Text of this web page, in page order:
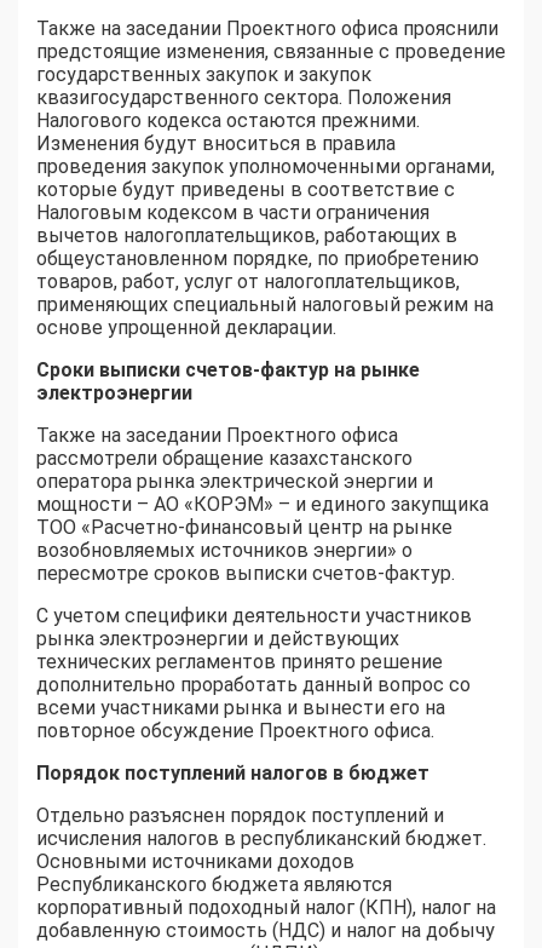
Также на заседании Проектного офиса прояснили
предстоящие изменения, связанные с проведение
государственных закупок и закупок
квазигосударственного сектора. Положения
Налогового кодекса остаются прежними.
Изменения будут вноситься в правила
проведения закупок уполномоченными органами,
которые будут приведены в соответствие с
Налоговым кодексом в части ограничения
вычетов налогоплательщиков, работающих в
общеустановленном порядке, по приобретению
товаров, работ, услуг от налогоплательщиков,
применяющих специальный налоговый режим на
основе упрощенной декларации.
Сроки выписки счетов-фактур на рынке
электроэнергии
Также на заседании Проектного офиса
рассмотрели обращение казахстанского
оператора рынка электрической энергии и
мощности – АО «КОРЭМ» – и единого закупщика
ТОО «Расчетно-финансовый центр на рынке
возобновляемых источников энергии» о
пересмотре сроков выписки счетов-фактур.
С учетом специфики деятельности участников
рынка электроэнергии и действующих
технических регламентов принято решение
дополнительно проработать данный вопрос со
всеми участниками рынка и вынести его на
повторное обсуждение Проектного офиса.
Порядок поступлений налогов в бюджет
Отдельно разъяснен порядок поступлений и
исчисления налогов в республиканский бюджет.
Основными источниками доходов
Республиканского бюджета являются
корпоративный подоходный налог (КПН), налог на
добавленную стоимость (НДС) и налог на добычу